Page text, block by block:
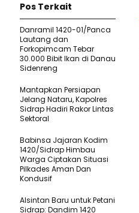
Pos Terkait
Danramil 1420-01/Panca
Lautang dan
Forkopimcam Tebar
30.000 Bibit Ikan di Danau
Sidenreng
Mantapkan Persiapan
Jelang Nataru, Kapolres
Sidrap Hadiri Rakor Lintas
Sektoral
Babinsa Jajaran Kodim
1420/Sidrap Himbau
Warga Ciptakan Situasi
Pilkades Aman Dan
Kondusif
Alsintan Baru untuk Petani
Sidrap: Dandim 1420